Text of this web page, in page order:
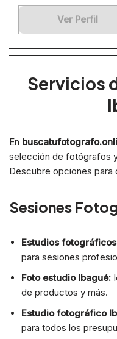
Ver Perfil
Servicios
En
selección de fotógrafos
Descubre opciones para
Sesiones
Estudios
para sesiones
Foto estudio Ibagué:
de productos y más.
Estudio fotográfico
para todos los